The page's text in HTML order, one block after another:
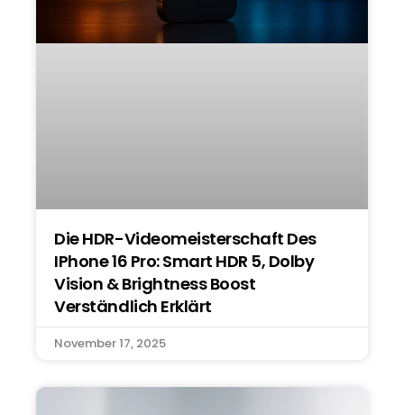
Die HDR-Videomeisterschaft Des
IPhone 16 Pro: Smart HDR 5, Dolby
Vision & Brightness Boost
Verständlich Erklärt
November 17, 2025